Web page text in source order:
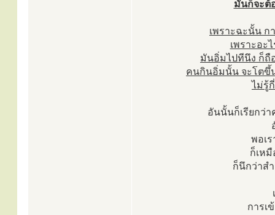
มันก็จะต้
เพราะฉะนั้น ก
เพราะอะ
มันอิ่มไปทีนึง ก็ถื
คนกินอิ่มนั้น จะโตขึ้
ไม่รู้
อันนั้นก็เรียกว่
พอเ
ก็เห
ก็นึกว่าส
การเ